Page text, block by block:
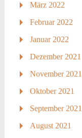
März 2022
Februar 2022
Januar 2022
Dezember 2021
November 2021
Oktober 2021
September 2021
August 2021